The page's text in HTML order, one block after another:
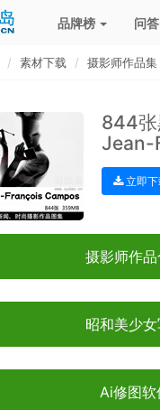
品牌榜 问答
素材下载 摄影师作品集
844张
Jean-
立即下
摄影师作
昭和美少
Ai修图软